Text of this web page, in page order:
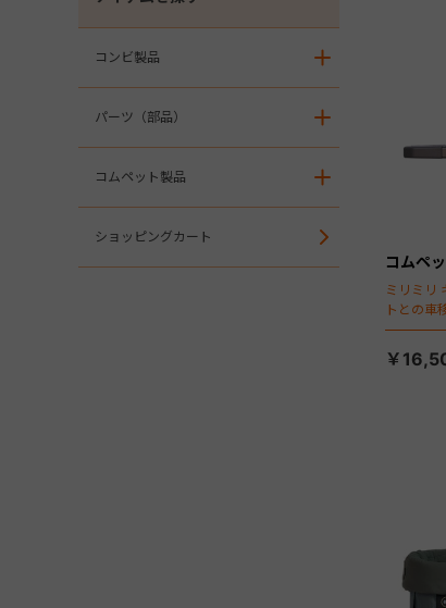
コンビ製品
パーツ（部品）
コムペット製品
ショッピングカート
コムペ
ミリミリ
トとの車
￥